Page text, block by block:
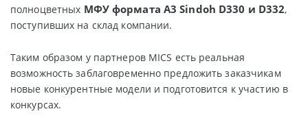
полноцветных MФУ формата А3Sindoh D330 и D332,
поступивших на склад компании.
Таким образом у партнеров MICS есть реальная
возможность заблаговременно предложить заказчикам
новые конкурентные модели и подготовится к участию в
конкурсах.